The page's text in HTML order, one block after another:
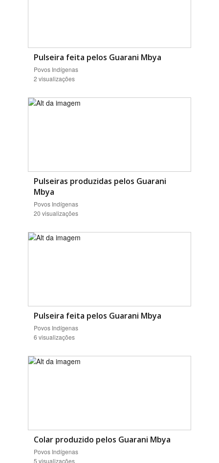
Pulseira feita pelos Guarani Mbya
Povos Indígenas
2 visualizações
Pulseiras produzidas pelos Guarani
Mbya
Povos Indígenas
20 visualizações
Pulseira feita pelos Guarani Mbya
Povos Indígenas
6 visualizações
Colar produzido pelos Guarani Mbya
Povos Indígenas
5 visualizações